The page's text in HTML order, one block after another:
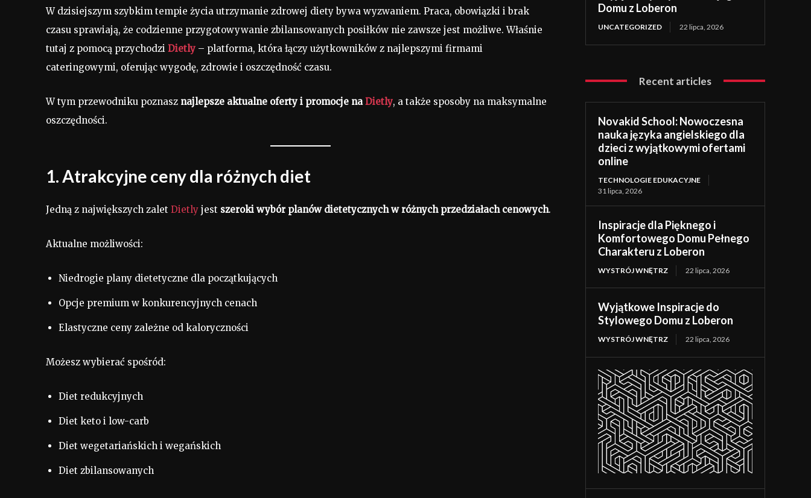
W dzisiejszym szybkim tempie życia utrzymanie zdrowej diety bywa wyzwaniem. Praca, obowiązki i brak
czasu sprawiają, że codzienne przygotowywanie zbilansowanych posiłków nie zawsze jest możliwe. Właśnie
tutaj z pomocą przychodzi Dietly – platforma, która łączy użytkowników z najlepszymi firmami
cateringowymi, oferując wygodę, zdrowie i oszczędność czasu.
W tym przewodniku poznasz najlepsze aktualne oferty i promocje naDietly, a także sposoby na maksymalne
oszczędności.
1. Atrakcyjne ceny dla różnych diet
Jedną z największych zalet Dietly jest szeroki wybór planów dietetycznych w różnych przedziałach cenowych.
Aktualne możliwości:
Niedrogie plany dietetyczne dla początkujących
Opcje premium w konkurencyjnych cenach
Elastyczne ceny zależne od kaloryczności
Możesz wybierać spośród:
Diet redukcyjnych
Diet keto i low-carb
Diet wegetariańskich i wegańskich
Diet zbilansowanych
Domu z Loberon
UNCATEGORIZED 22 lipca, 2026
Recent articles
Novakid School: Nowoczesna
nauka języka angielskiego dla
dzieci z wyjątkowymi ofertami
online
TECHNOLOGIE EDUKACYJNE
31 lipca, 2026
Inspiracje dla Pięknego i
Komfortowego Domu Pełnego
Charakteru z Loberon
WYSTRÓJ WNĘTRZ 22 lipca, 2026
Wyjątkowe Inspiracje do
Stylowego Domu z Loberon
WYSTRÓJ WNĘTRZ 22 lipca, 2026